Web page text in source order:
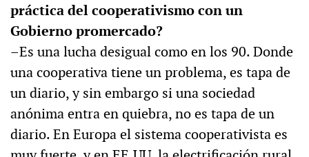
práctica del cooperativismo con un
Gobierno promercado?
–Es una lucha desigual como en los 90. Donde
una cooperativa tiene un problema, es tapa de
un diario, y sin embargo si una sociedad
anónima entra en quiebra, no es tapa de un
diario. En Europa el sistema cooperativista es